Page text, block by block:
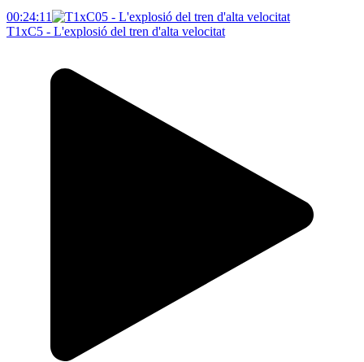
00:24:11
T1xC5 - L'explosió del tren d'alta velocitat